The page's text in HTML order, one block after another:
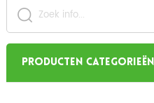
Producten categorieën